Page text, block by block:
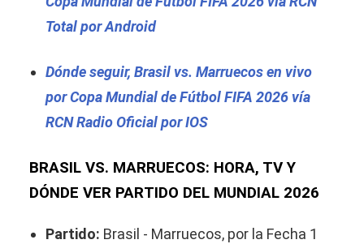
Total por Android
Dónde seguir, Brasil vs. Marruecos en vivo
por Copa Mundial de Fútbol FIFA 2026 vía
RCN Radio Oficial por IOS
BRASIL VS. MARRUECOS: HORA, TV Y
DÓNDE VER PARTIDO DEL MUNDIAL 2026
Partido: Brasil - Marruecos, por la Fecha 1